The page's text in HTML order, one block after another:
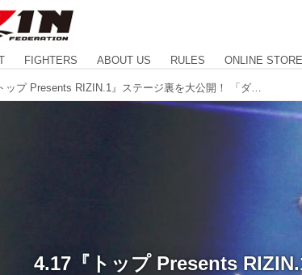
FIGHTERS ABOUT US RULES ONLINE STORE
4.17『トップ Presents